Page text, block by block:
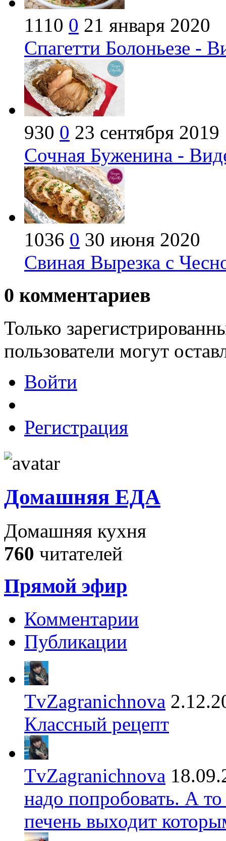
1110 0 21 января 2020
Спагетти Болоньезе -
930 0 23 сентября 2019
Сочная Буженина -
1036 0 30 июня 2020
Свиная Вырезка с
0 комментариев
Только
пользователи могут
Войти
Регистрация
Домашняя ЕДА
Домашняя кухня
760 читателей
Прямой эфир
Комментарии
Публикации
TvZagranichnova
Классный рецепт
TvZagranichnova
надо попробовать. А
печень выходит